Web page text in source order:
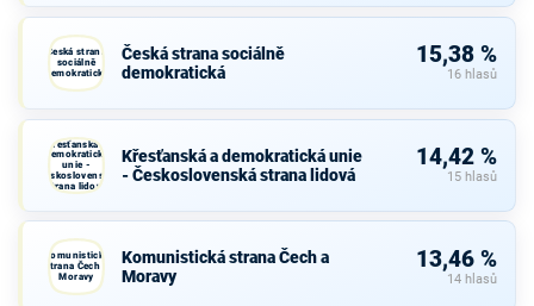
Česká strana
sociálně
demokratická
Česká strana sociálně
demokratická
15,38 %
16 hlasů
Křesťanská a
demokratická
unie -
Československá
strana lidová
Křesťanská a demokratická unie
- Československá strana lidová
14,42 %
15 hlasů
Komunistická
strana Čech a
Moravy
Komunistická strana Čech a
Moravy
13,46 %
14 hlasů